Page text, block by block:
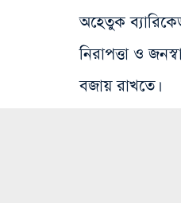
অহেতুক
নিরাপত্তা ও
বজায় রাখতে।